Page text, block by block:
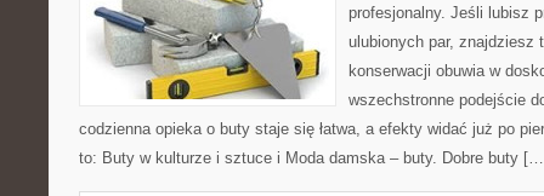
profesjonalny. Jeśli lubisz
ulubionych par, znajdziesz
konserwacji obuwia w
wszechstronne podejście
codzienna opieka o buty staje się łatwa, a efekty widać już po
to: Buty w kulturze i sztuce i Moda damska – buty. Dobre buty